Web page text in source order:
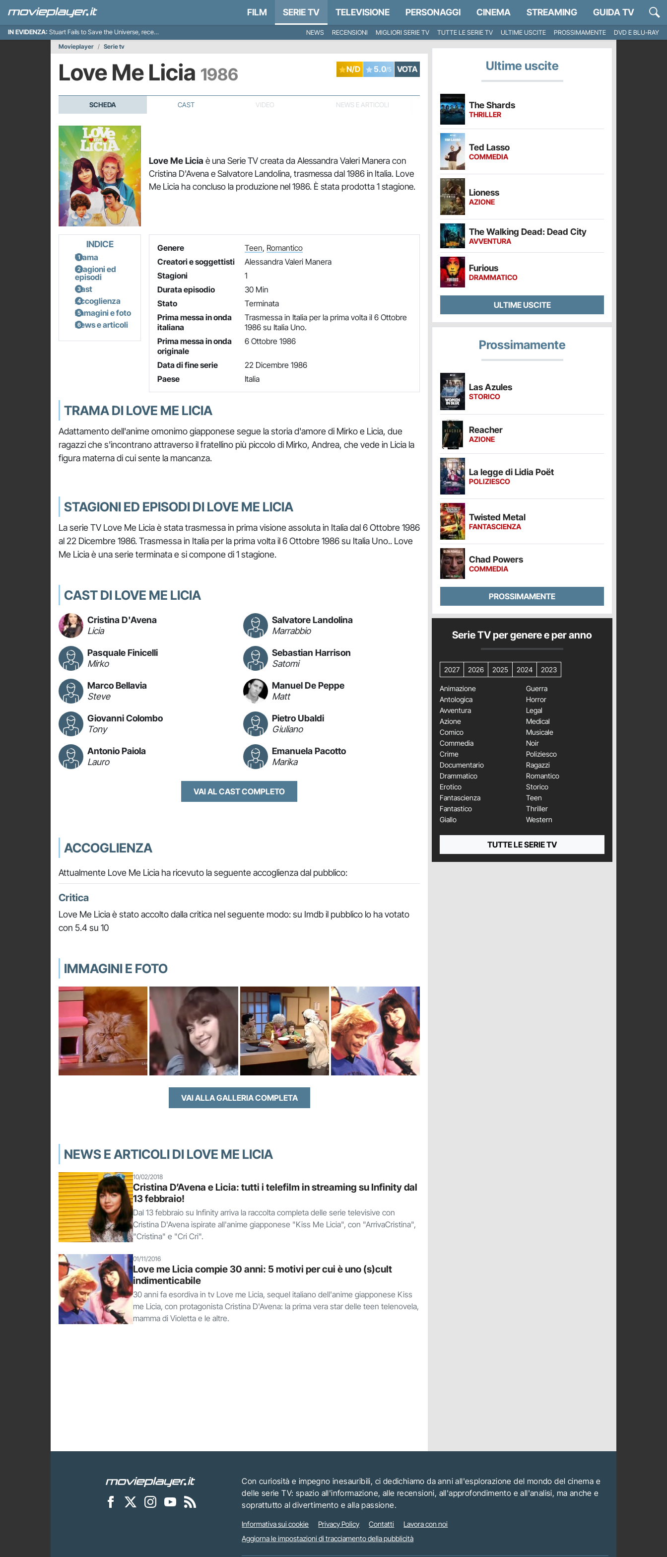
FILM SERIE TV TELEVISIONE PERSONAGGI CINEMA STREAMING GUIDA TV
IN EVIDENZA: Stuart Fails to Save the Universe, recensione NEWS RECENSIONI MIGLIORI SERIE TV TUTTE LE SERIE TV ULTIME USCITE PROSSIMAMENTE
DVD E BLU-RAY
Movieplayer
Serie tv
Love Me Licia 1986 N/D 5.0/5 VOTA
SCHEDA CAST VIDEO NEWS E ARTICOLI
Love Me Licia è una Serie TV creata da Alessandra Valeri Manera con
Cristina D'Avena e Salvatore Landolina, trasmessa dal 1986 in Italia. Love
Me Licia ha concluso la produzione nel 1986. È stata prodotta 1 stagione.
INDICE
Trama
Stagioni ed
episodi
Cast
Accoglienza
Immagini e foto
News e articoli
Genere Teen, Romantico
Creatori e soggettisti
Alessandra Valeri Manera
Stagioni
1
Durata episodio
30 Min
Stato
Terminata
Prima messa in onda
italiana
Trasmessa in Italia per la prima volta il 6 Ottobre
1986 su Italia Uno.
Prima messa in onda
originale
6 Ottobre 1986
Data di fine serie
22 Dicembre 1986
Paese
Italia
TRAMA DI LOVE ME LICIA
Adattamento dell'anime omonimo giapponese segue la storia d'amore di Mirko e Licia, due
ragazzi che s'incontrano attraverso il fratellino più piccolo di Mirko, Andrea, che vede in Licia la
figura materna di cui sente la mancanza.
STAGIONI ED EPISODI DI LOVE ME LICIA
La serie TV Love Me Licia è stata trasmessa in prima visione assoluta in Italia dal 6 Ottobre 1986
al 22 Dicembre 1986. Trasmessa in Italia per la prima volta il 6 Ottobre 1986 su Italia Uno.. Love
Me Licia è una serie terminata e si compone di 1 stagione.
CAST DI LOVE ME LICIA
Cristina D'Avena
Licia
Salvatore Landolina
Marrabbio
Pasquale Finicelli
Mirko
Sebastian Harrison
Satomi
Marco Bellavia
Steve
Manuel De Peppe
Matt
Giovanni Colombo
Tony
Pietro Ubaldi
Giuliano
Antonio Paiola
Lauro
Emanuela Pacotto
Marika
VAI AL CAST COMPLETO
ACCOGLIENZA
Attualmente Love Me Licia ha ricevuto la seguente accoglienza dal pubblico:
Critica
Love Me Licia è stato accolto dalla critica nel seguente modo: su Imdb il pubblico lo ha votato
con 5.4 su 10
IMMAGINI E FOTO
VAI ALLA GALLERIA COMPLETA
NEWS E ARTICOLI DI LOVE ME LICIA
10/02/2018
Cristina D’Avena e Licia: tutti i telefilm in streaming su Infinity dal
13 febbraio!
Dal 13 febbraio su Infinity arriva la raccolta completa delle serie televisive con
Cristina D'Avena ispirate all'anime giapponese "Kiss Me Licia", con "ArrivaCristina",
"Cristina" e "Cri Cri".
01/11/2016
Love me Licia compie 30 anni: 5 motivi per cui è uno (s)cult
indimenticabile
30 anni fa esordiva in tv Love me Licia, sequel italiano dell'anime giapponese Kiss
me Licia, con protagonista Cristina D'Avena: la prima vera star delle teen telenovela,
mamma di Violetta e le altre.
Ultime uscite
The Shards
THRILLER
Ted Lasso
COMMEDIA
Lioness
AZIONE
The Walking Dead: Dead City
AVVENTURA
Furious
DRAMMATICO
ULTIME USCITE
Prossimamente
Las Azules
STORICO
Reacher
AZIONE
La legge di Lidia Poët
POLIZIESCO
Twisted Metal
FANTASCIENZA
Chad Powers
COMMEDIA
PROSSIMAMENTE
Serie TV per genere e per anno
2027 2026 2025 2024 2023
Animazione
Antologica
Avventura
Azione
Comico
Commedia
Crime
Documentario
Drammatico
Erotico
Fantascienza
Fantastico
Giallo
Guerra
Horror
Legal
Medical
Musicale
Noir
Poliziesco
Ragazzi
Romantico
Storico
Teen
Thriller
Western
TUTTE LE SERIE TV
Con curiosità e impegno inesauribili, ci dedichiamo da anni all'esplorazione del mondo del cinema e
delle serie TV: spazio all'informazione, alle recensioni, all'approfondimento e all'analisi, ma anche e
soprattutto al divertimento e alla passione.
Informativa sui cookie Privacy Policy Contatti
Lavora con noi
Aggiorna le impostazioni di tracciamento della pubblicità